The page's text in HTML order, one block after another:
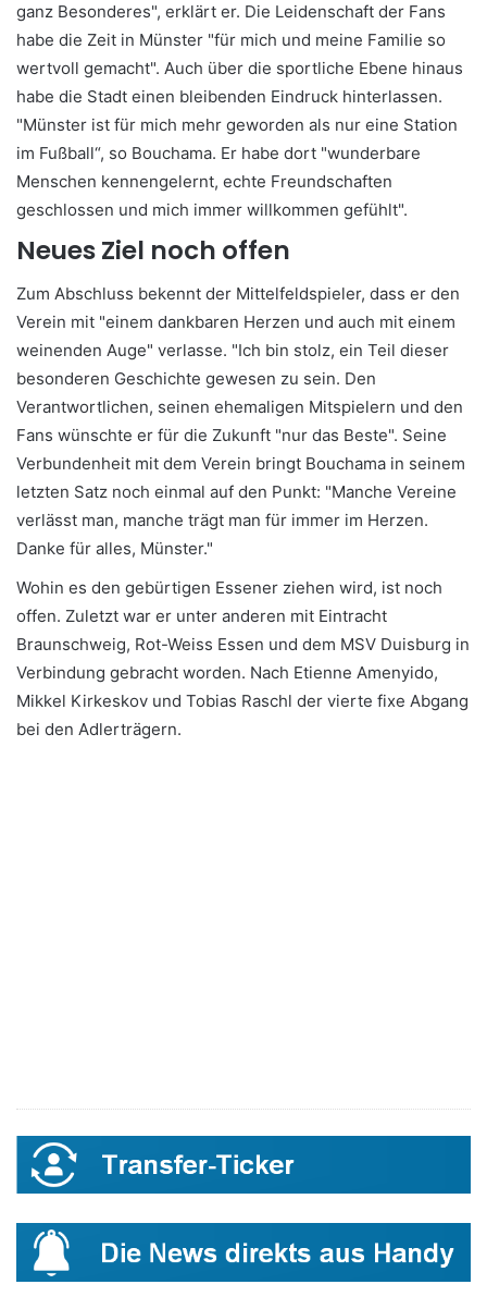
ganz Besonderes", erklärt er. Die Leidenschaft der Fans
habe die Zeit in Münster "für mich und meine Familie so
wertvoll gemacht". Auch über die sportliche Ebene hinaus
habe die Stadt einen bleibenden Eindruck hinterlassen.
"Münster ist für mich mehr geworden als nur eine Station
im Fußball“, so Bouchama. Er habe dort "wunderbare
Menschen kennengelernt, echte Freundschaften
geschlossen und mich immer willkommen gefühlt".
Neues Ziel noch offen
Zum Abschluss bekennt der Mittelfeldspieler, dass er den
Verein mit "einem dankbaren Herzen und auch mit einem
weinenden Auge" verlasse. "Ich bin stolz, ein Teil dieser
besonderen Geschichte gewesen zu sein. Den
Verantwortlichen, seinen ehemaligen Mitspielern und den
Fans wünschte er für die Zukunft "nur das Beste". Seine
Verbundenheit mit dem Verein bringt Bouchama in seinem
letzten Satz noch einmal auf den Punkt: "Manche Vereine
verlässt man, manche trägt man für immer im Herzen.
Danke für alles, Münster."
Wohin es den gebürtigen Essener ziehen wird, ist noch
offen. Zuletzt war er unter anderen mit Eintracht
Braunschweig, Rot-Weiss Essen und dem MSV Duisburg in
Verbindung gebracht worden. Nach Etienne Amenyido,
Mikkel Kirkeskov und Tobias Raschl der vierte fixe Abgang
bei den Adlerträgern.